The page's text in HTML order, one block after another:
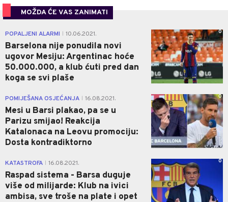
MOŽDA ĆE VAS ZANIMATI
POPALJENI ALARMI 10.06.2021.
Barselona nije ponudila novi
ugovor Mesiju: Argentinac hoće
50.000.000, a klub ćuti pred dan
koga se svi plaše
0
POMIJEŠANA OSJEĆANJA 16.08.2021.
Mesi u Barsi plakao, pa se u
Parizu smijao! Reakcija
Katalonaca na Leovu promociju:
Dosta kontradiktorno
0
KATASTROFA 16.08.2021.
Raspad sistema - Barsa duguje
više od milijarde: Klub na ivici
ambisa, sve troše na plate i opet
0